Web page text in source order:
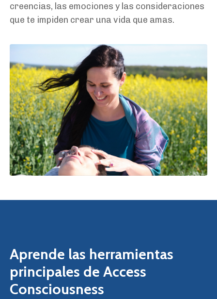
creencias, las emociones y las consideraciones
que te impiden crear una vida que amas.
Aprende las herramientas
principales de Access
Consciousness